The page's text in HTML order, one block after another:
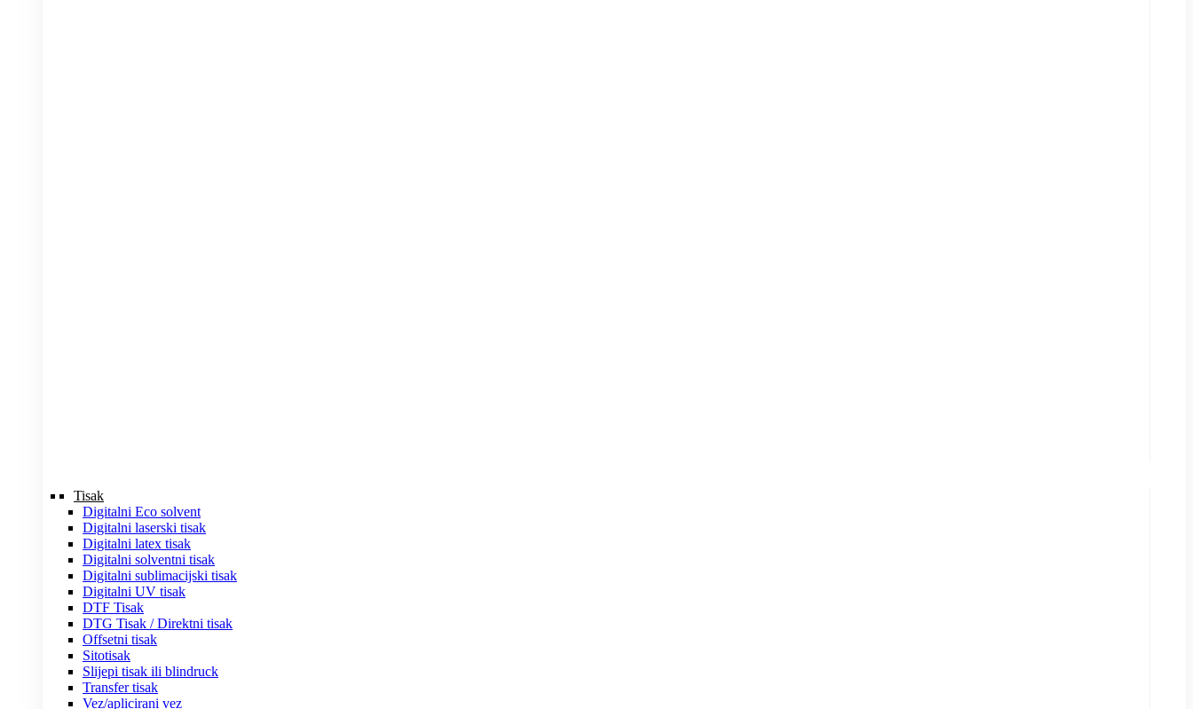
Tisak
Digitalni Eco solvent
Digitalni laserski tisak
Digitalni latex tisak
Digitalni solventni tisak
Digitalni sublimacijski tisak
Digitalni UV tisak
DTF Tisak
DTG Tisak / Direktni tisak
Offsetni tisak
Sitotisak
Slijepi tisak ili blindruck
Transfer tisak
Vez/aplicirani vez